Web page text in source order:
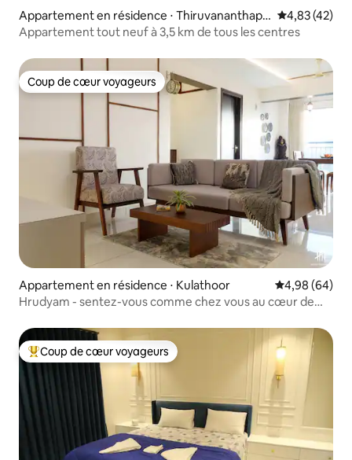
Appartement en résidence ⋅ Thiruvananthapu
ram
Évaluation
4,83 (42)
Appartement tout neuf à 3,5 km de tous les centres
Coup de cœur voyageurs
Coup de cœur voyageurs
Appartement en résidence ⋅ Kulathoor Évaluation
4,98 (64)
Hrudyam - sentez-vous comme chez vous au cœur de
Coups de cœur voyageurs les plus appréciés
Coup de cœur voyageurs